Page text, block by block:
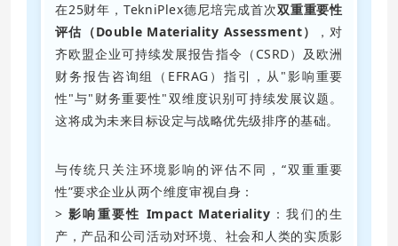
在25财年，TekniPlex德尼培完成首次双重重要性
评估（Double Materiality Assessment）
，对
齐欧盟企业可持续发展报告指令（CSRD）及欧洲
财务报告咨询组（EFRAG）指引，从"影响重要
性"与"财务重要性"双维度识别可持续发展议题。
这将成为未来目标设定与战略优先级排序的基础。
与传统只关注环境影响的评估不同，“双重重要
性”要求企业从两个维度审视自身：
> 影响重要性 Impact Materiality ：我们的生
产，产品和公司活动对环境、社会和人类的实质影